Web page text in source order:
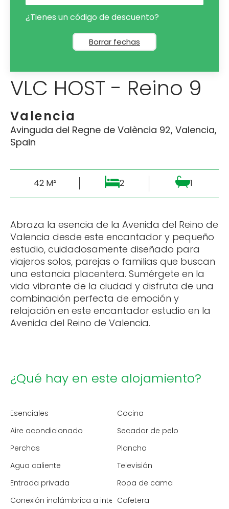
VLC HOST - Reino 9
Valencia
Avinguda del Regne de València 92, Valencia,
Spain
42 M² 2 1
Abraza la esencia de la Avenida del Reino de
Valencia desde este encantador y pequeño
estudio, cuidadosamente diseñado para
viajeros solos, parejas o familias que buscan
una estancia placentera. Sumérgete en la
vida vibrante de la ciudad y disfruta de una
combinación perfecta de emoción y
relajación en este encantador estudio en la
Avenida del Reino de Valencia.
¿Qué hay en este alojamiento?
Esenciales
Cocina
Aire acondicionado
Secador de pelo
Perchas
Plancha
Agua caliente
Televisión
Entrada privada
Ropa de cama
Conexión inalámbrica a internetCafetera
¿Tienes un código de descuento?
Borrar fechas